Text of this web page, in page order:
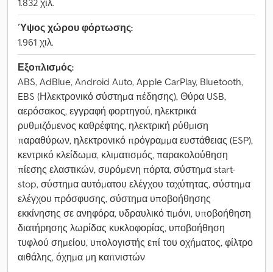
1.832 χιλ.
Ύψος χώρου φόρτωσης:
1.961 χιλ.
Εξοπλισμός:
ABS, AdBlue, Android Auto, Apple CarPlay, Bluetooth,
EBS (Ηλεκτρονικό σύστημα πέδησης), Θύρα USB,
αερόσακος, εγγραφή φορτηγού, ηλεκτρικά
ρυθμιζόμενος καθρέφτης, ηλεκτρική ρύθμιση
παραθύρων, ηλεκτρονικό πρόγραμμα ευστάθειας (ESP),
κεντρικό κλείδωμα, κλιματισμός, παρακολούθηση
πίεσης ελαστικών, συρόμενη πόρτα, σύστημα start-
stop, σύστημα αυτόματου ελέγχου ταχύτητας, σύστημα
ελέγχου πρόσφυσης, σύστημα υποβοήθησης
εκκίνησης σε ανηφόρα, υδραυλικό τιμόνι, υποβοήθηση
διατήρησης λωρίδας κυκλοφορίας, υποβοήθηση
τυφλού σημείου, υπολογιστής επί του οχήματος, φίλτρο
αιθάλης, όχημα μη καπνιστών